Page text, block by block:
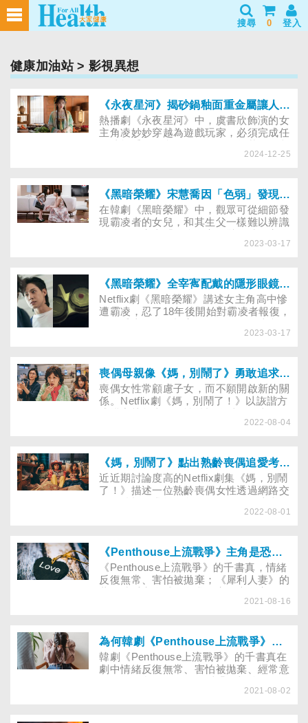
搜尋 0 登入
健康加油站> 影視異想
《永夜星河》揭砂鍋釉面重金屬讓人腹痛！燉補怎麼避免吃進有毒金屬中毒
熱播劇《永夜星河》中，虞書欣飾演的女
主角凌妙妙穿越為遊戲玩家，必須完成任
情設定，喝完湯藥腹痛不止，導致妙妙被
到慕瑤腹痛竟是「對砂鍋釉面的重金屬過
敏」，換鍋煮藥才過關！砂鍋是進補或藥
膳的烹煮器具，怎麼避免吃進有毒金屬？
若中毒該如何檢測與排毒？
2024-12-25
《黑暗榮耀》宋慧喬因「色弱」發現仇人外遇，究竟色弱、色盲差在哪？是否會遺傳？
在韓劇《黑暗榮耀》中，觀眾可從細節發
現霸凌者的女兒，和其生父一樣難以辨識
分不出是紅色或綠色。究竟「色弱」、
物，會導致色弱嗎？
2023-03-17
《黑暗榮耀》全宰寯配戴的隱形眼鏡真能矯正色弱嗎？
Netflix劇《黑暗榮耀》講述女主角高中慘
遭霸凌，忍了18年後開始對霸凌者報復，
霸凌集團之一的全宰寯為了辨識顏色，配
2023-03-17
喪偶母親像《媽，別鬧了》勇敢追求第二春 子女如何面對？
喪偶女性常顧慮子女，而不願開啟新的關
係。Netflix劇《媽，別鬧了！》以詼諧方
程中因女兒的擔憂與反對，造成不少親子
2022-08-04
《媽，別鬧了》點出熟齡喪偶追愛考驗！心理師教這樣回應子女擔憂不傷感情
近近期討論度高的Netflix劇集《媽，別鬧
了！》描述一位熟齡喪偶女性透過網路交
會面臨哪些社會壓力？子女有哪些擔憂？
2022-08-01
《Penthouse上流戰爭》主角是恐怖情人？心理師教你如何跟邊緣型人格障礙的人和平分手
《Penthouse上流戰爭》的千書真，情緒
反復無常、害怕被拋棄；《犀利人妻》的
人……這些可能是邊緣型人格寫照？會變
會給怎樣的建議？
2021-08-16
為何韓劇《Penthouse上流戰爭》女主角情緒反覆無常、怕被拋棄?認識邊緣型人格症狀
韓劇《Penthouse上流戰爭》的千書真在
劇中情緒反復無常、害怕被拋棄、經常意
如：過度消費、危險駕駛、藥物濫用），
2021-08-02